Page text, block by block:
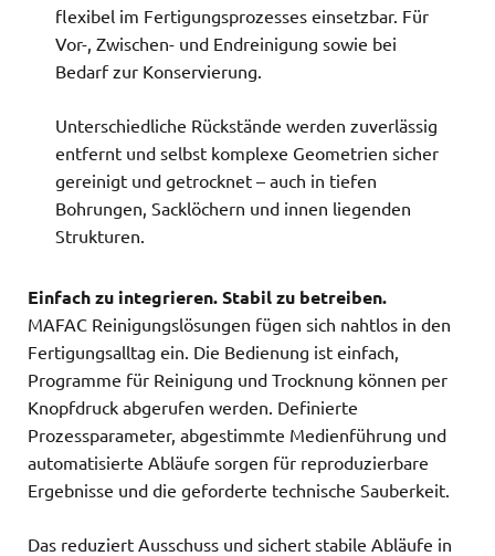
flexibel im Fertigungsprozesses einsetzbar. Für
Vor-, Zwischen- und Endreinigung sowie bei
Bedarf zur Konservierung.
Unterschiedliche Rückstände werden zuverlässig
entfernt und selbst komplexe Geometrien sicher
gereinigt und getrocknet – auch in tiefen
Bohrungen, Sacklöchern und innen liegenden
Strukturen.
Einfach zu integrieren. Stabil zu betreiben.
MAFAC Reinigungslösungen fügen sich nahtlos in den
Fertigungsalltag ein. Die Bedienung ist einfach,
Programme für Reinigung und Trocknung können per
Knopfdruck abgerufen werden. Definierte
Prozessparameter, abgestimmte Medienführung und
automatisierte Abläufe sorgen für reproduzierbare
Ergebnisse und die geforderte technische Sauberkeit.
Das reduziert Ausschuss und sichert stabile Abläufe in